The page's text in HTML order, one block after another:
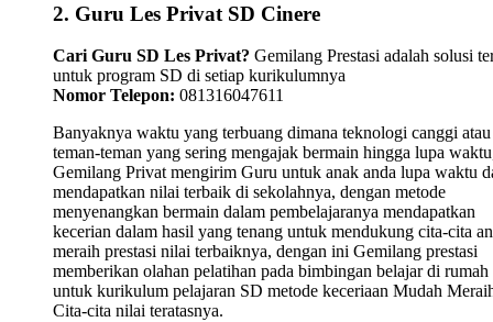
2. Guru Les Privat SD Cinere
Cari Guru SD Les Privat? Gemilang Prestasi adalah solusi
untuk program SD di setiap kurikulumnya
Nomor Telepon: 081316047611
Banyaknya waktu yang terbuang dimana teknologi canggi atau
teman-teman yang sering mengajak bermain hingga lupa
Gemilang Privat mengirim Guru untuk anak anda lupa waktu
mendapatkan nilai terbaik di sekolahnya, dengan metode
menyenangkan bermain dalam pembelajaranya mendapatkan
kecerian dalam hasil yang tenang untuk mendukung cita-cita
meraih prestasi nilai terbaiknya, dengan ini Gemilang prestasi
memberikan olahan pelatihan pada bimbingan belajar di rumah
untuk kurikulum pelajaran SD metode keceriaan Mudah
Cita-cita nilai teratasnya.